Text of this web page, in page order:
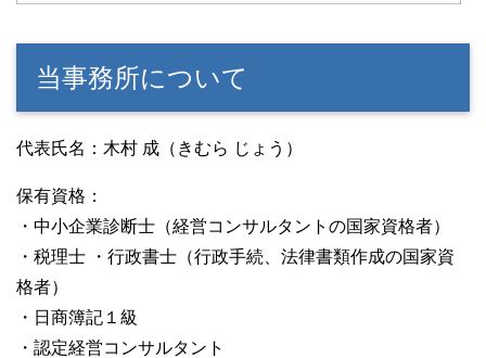
当事務所について
代表氏名：木村 成（きむら じょう）
保有資格：
・中小企業診断士（経営コンサルタントの国家資格者）
・税理士 ・行政書士（行政手続、法律書類作成の国家資
格者）
・日商簿記１級
・認定経営コンサルタント